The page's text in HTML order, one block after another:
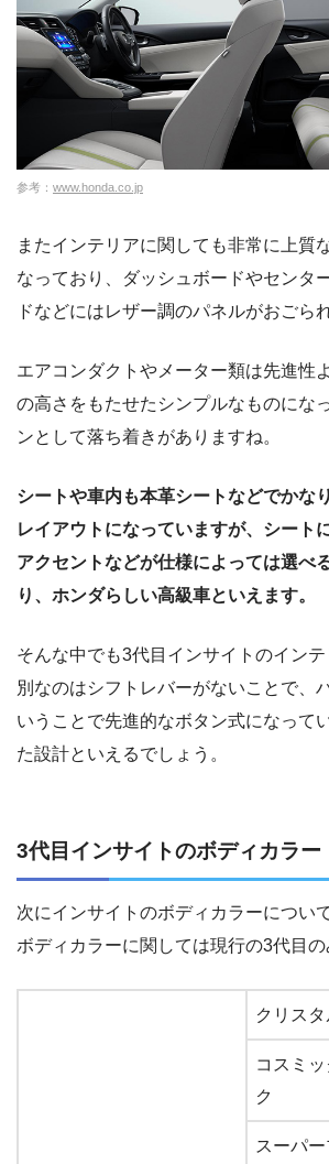
参考： www.honda.co.jp
またインテリアに関しても非常に上質
なっており、ダッシュボードやセンタ
ドなどにはレザー調のパネルがおごら
エアコンダクトやメーター類は先進性
の高さをもたせたシンプルなものにな
ンとして落ち着きがありますね。
シートや車内も本革シートなどでかな
レイアウトになっていますが、シート
アクセントなどが仕様によっては選べ
り、ホンダらしい高級車といえます。
そんな中でも3代目インサイトのイン
別なのはシフトレバーがないことで、
いうことで先進的なボタン式になって
た設計といえるでしょう。
3代目インサイトのボディカラー
次にインサイトのボディカラーについ
ボディカラーに関しては現行の3代目の
クリス
コスミ
ク
スーパ